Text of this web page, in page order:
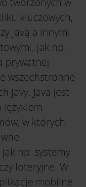
kluczowych,
Javą a innymi
jak np.
prywatnej
wszechstronne
Javy. Java jest
–
w których
np. systemy
loteryjne. W
mobilne